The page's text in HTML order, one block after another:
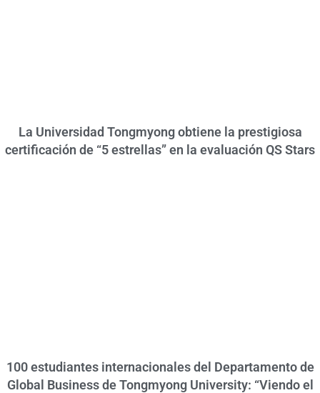
La Universidad Tongmyong obtiene la prestigiosa
certificación de “5 estrellas” en la evaluación QS Stars
100 estudiantes internacionales del Departamento de
Global Business de Tongmyong University: “Viendo el